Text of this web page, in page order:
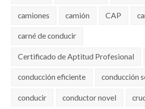
camiones camión CAP
carné de conducir
Certificado de Aptitud Profesional
conducción eficiente conducción
conducir conductor novel